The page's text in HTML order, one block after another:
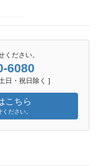
ください。
6080
日・祝日除く ]
こちら
ださい。